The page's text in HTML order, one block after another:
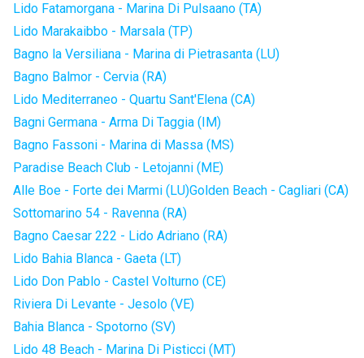
Lido Fatamorgana - Marina Di Pulsaano (TA)
Lido Marakaibbo - Marsala (TP)
Bagno la Versiliana - Marina di Pietrasanta (LU)
Bagno Balmor - Cervia (RA)
Lido Mediterraneo - Quartu Sant'Elena (CA)
Bagni Germana - Arma Di Taggia (IM)
Bagno Fassoni - Marina di Massa (MS)
Paradise Beach Club - Letojanni (ME)
Alle Boe - Forte dei Marmi (LU)Golden Beach - Cagliari (CA)
Sottomarino 54 - Ravenna (RA)
Bagno Caesar 222 - Lido Adriano (RA)
Lido Bahia Blanca - Gaeta (LT)
Lido Don Pablo - Castel Volturno (CE)
Riviera Di Levante - Jesolo (VE)
Bahia Blanca - Spotorno (SV)
Lido 48 Beach - Marina Di Pisticci (MT)